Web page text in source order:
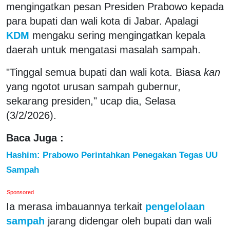
mengingatkan pesan Presiden Prabowo kepada
para bupati dan wali kota di Jabar. Apalagi
KDM mengaku sering mengingatkan kepala
daerah untuk mengatasi masalah sampah.
"Tinggal semua bupati dan wali kota. Biasa kan
yang ngotot urusan sampah gubernur,
sekarang presiden," ucap dia, Selasa
(3/2/2026).
Baca Juga :
Hashim: Prabowo Perintahkan Penegakan Tegas UU
Sampah
Sponsored
Ia merasa imbauannya terkait pengelolaan
sampah jarang didengar oleh bupati dan wali